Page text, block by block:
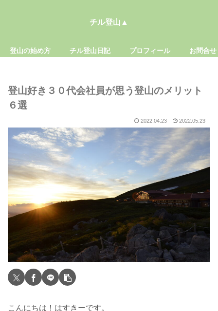
チル登山▲
登山の始め方 チル登山日記 プロフィール お問合せ
登山好き３０代会社員が思う登山のメリット
６選
2022.04.23 2022.05.23
こんにちは！はすきーです。